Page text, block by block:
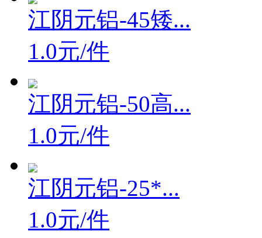
江阴元铝-45矮...
1.0元/件
江阴元铝-50高...
1.0元/件
江阴元铝-25*...
1.0元/件